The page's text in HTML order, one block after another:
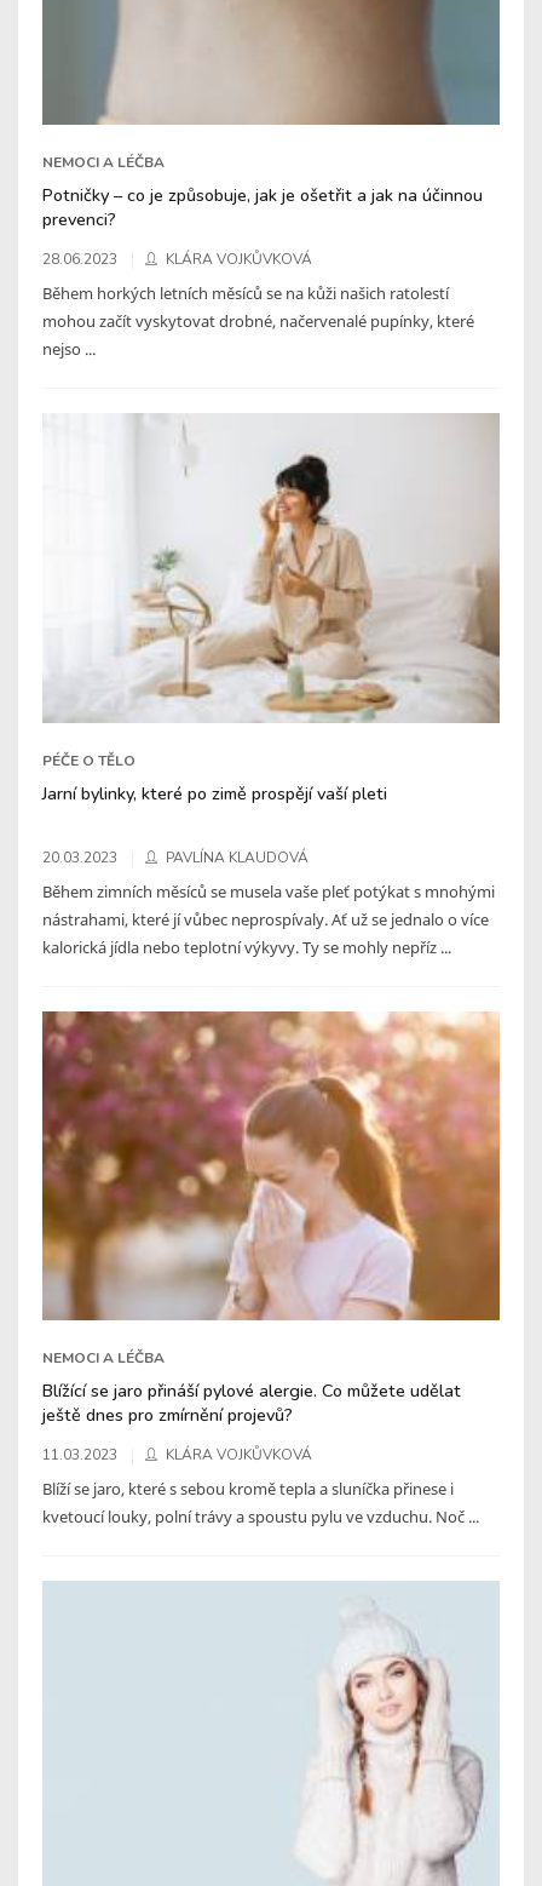
NEMOCI A LÉČBA
Potničky – co je způsobuje, jak je ošetřit a jak na účinnou
prevenci?
28.06.2023 KLÁRA VOJKŮVKOVÁ
Během horkých letních měsíců se na kůži našich ratolestí
mohou začít vyskytovat drobné, načervenalé pupínky, které
nejso ...
PÉČE O TĚLO
Jarní bylinky, které po zimě prospějí vaší pleti
20.03.2023 PAVLÍNA KLAUDOVÁ
Během zimních měsíců se musela vaše pleť potýkat s mnohými
nástrahami, které jí vůbec neprospívaly. Ať už se jednalo o více
kalorická jídla nebo teplotní výkyvy. Ty se mohly nepříz ...
NEMOCI A LÉČBA
Blížící se jaro přináší pylové alergie. Co můžete udělat
ještě dnes pro zmírnění projevů?
11.03.2023 KLÁRA VOJKŮVKOVÁ
Blíží se jaro, které s sebou kromě tepla a sluníčka přinese i
kvetoucí louky, polní trávy a spoustu pylu ve vzduchu. Noč ...